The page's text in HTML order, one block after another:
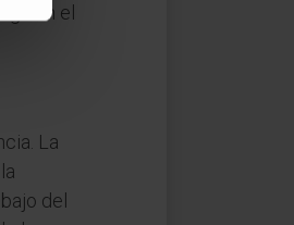
en el
La
del